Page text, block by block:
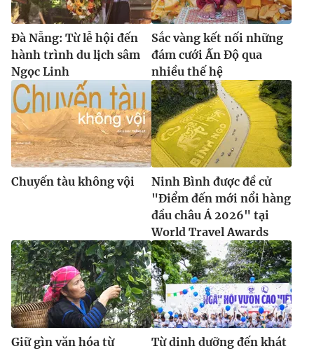
Đà Nẵng: Từ lễ hội đến
hành trình du lịch sâm
Ngọc Linh
Sắc vàng kết nối những
đám cưới Ấn Độ qua
nhiều thế hệ
Chuyến tàu không vội
Ninh Bình được đề cử
"Điểm đến mới nổi hàng
đầu châu Á 2026" tại
World Travel Awards
Giữ gìn văn hóa từ
Từ dinh dưỡng đến khát